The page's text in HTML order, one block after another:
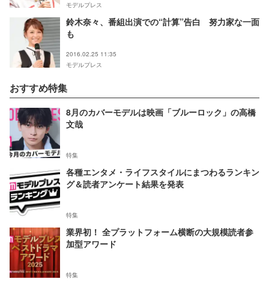
モデルプレス
鈴木奈々、番組出演での“計算”告白 努力家な一面
も
2016.02.25 11:35
モデルプレス
おすすめ特集
8月のカバーモデルは映画「ブルーロック」の高橋
文哉
特集
各種エンタメ・ライフスタイルにまつわるランキン
グ＆読者アンケート結果を発表
特集
業界初！ 全プラットフォーム横断の大規模読者参
加型アワード
特集